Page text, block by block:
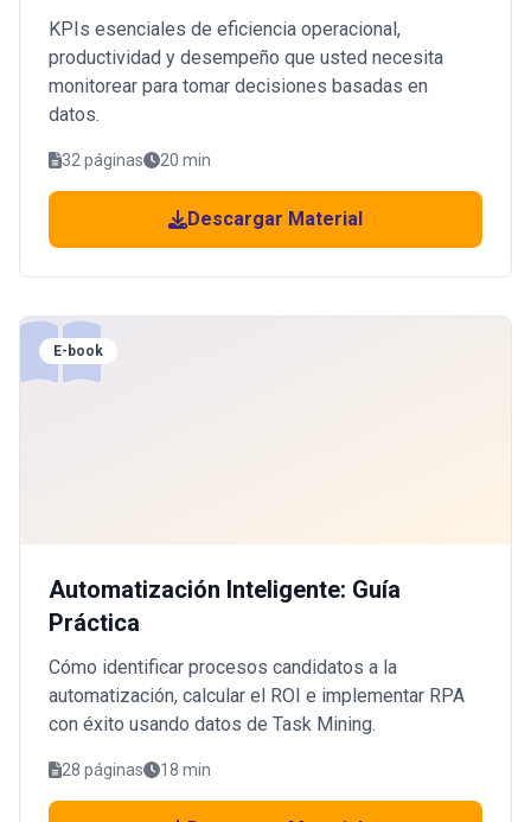
KPIs esenciales de eficiencia operacional,
productividad y desempeño que usted necesita
monitorear para tomar decisiones basadas en
datos.
32 páginas 20 min
Descargar Material
E-book
Automatización Inteligente: Guía
Práctica
Cómo identificar procesos candidatos a la
automatización, calcular el ROI e implementar RPA
con éxito usando datos de Task Mining.
28 páginas 18 min